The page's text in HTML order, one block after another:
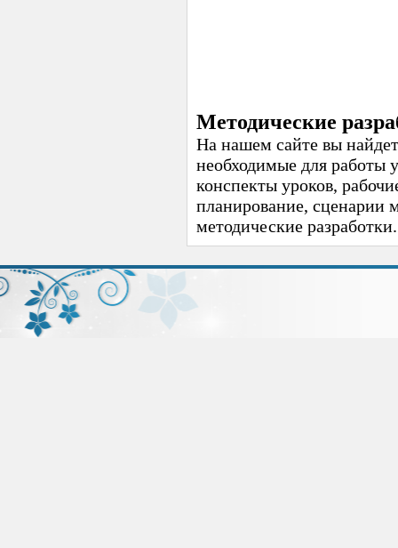
Методические
На нашем сайте вы
необходимые для работы
конспекты уроков,
планирование, сценарии
методические разработки.